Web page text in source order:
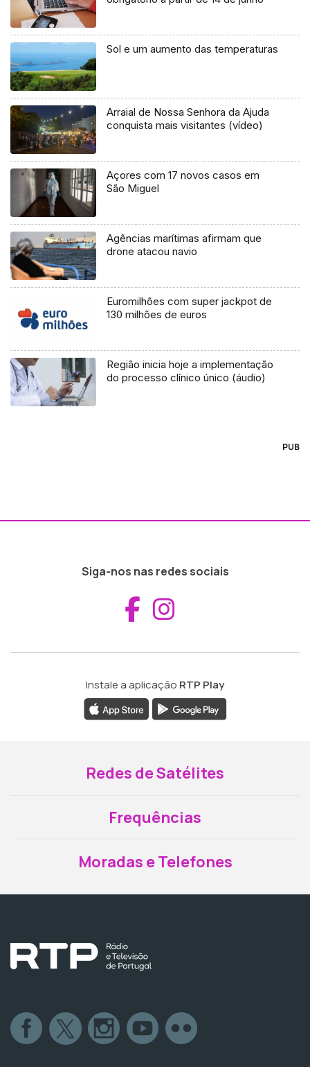
Sol e um aumento das temperaturas
Arraial de Nossa Senhora da Ajuda
conquista mais visitantes (vídeo)
Açores com 17 novos casos em
São Miguel
Agências marítimas afirmam que
drone atacou navio
Euromilhões com super jackpot de
130 milhões de euros
Região inicia hoje a implementação
do processo clínico único (áudio)
PUB
Siga-nos nas redes sociais
Aceder ao
Instale a aplicação RTP Play
Redes de Satélites
Frequências
Moradas e Telefones